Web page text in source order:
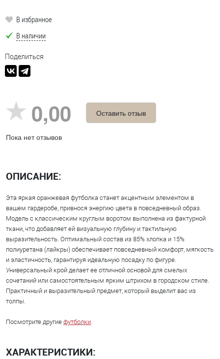
В избранное
В наличии
Поделиться
0,00
Пока нет отзывов
Оставить отзыв
ОПИСАНИЕ:
Эта яркая оранжевая футболка станет акцентным элементом в
вашем гардеробе, привнося энергию цвета в повседневный образ.
Модель с классическим круглым воротом выполнена из фактурной
ткани, что добавляет ей визуальную глубину и тактильную
выразительность. Оптимальный состав из 85% хлопка и 15%
полиуретана (лайкры) обеспечивает повседневный комфорт, мягкость
и эластичность, гарантируя идеальную посадку по фигуре.
Универсальный крой делает ее отличной основой для смелых
сочетаний или самостоятельным ярким штрихом в городском стиле.
Практичный и выразительный предмет, который выделит вас из
толпы.
Посмотрите другие футболки.
ХАРАКТЕРИСТИКИ: